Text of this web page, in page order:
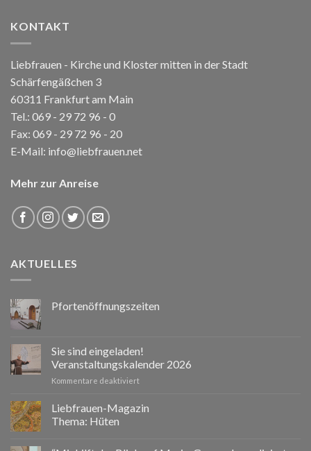
KONTAKT
Liebfrauen - Kirche und Kloster mitten in der Stadt
Schärfengäßchen 3
60311 Frankfurt am Main
Tel.: 069 - 29 72 96 - 0
Fax: 069 - 29 72 96 - 20
E-Mail: info@liebfrauen.net
Mehr zur Anreise
AKTUELLES
Pfortenöffnungszeiten
Sie sind eingeladen!
Veranstaltungskalender 2026
Kommentare deaktiviertfür
sind
Liebfrauen-Magazin
Thema: Hüten